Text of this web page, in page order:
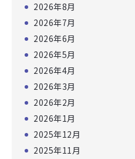
2026年8月
2026年7月
2026年6月
2026年5月
2026年4月
2026年3月
2026年2月
2026年1月
2025年12月
2025年11月